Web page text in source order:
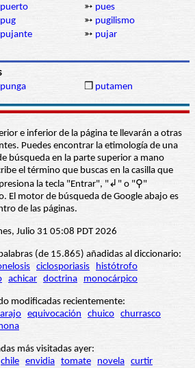
puerto ➳ pues
pug ➳ pugilismo
pujante ➳ pujar
punga ❒ putamen
e inferior de la página te llevarán a otras
Puedes encontrar la etimología de una
búsqueda en la parte superior a mano
el término que buscas en la casilla que
presiona la tecla "Entrar", "↲" o "⚲"
El motor de búsqueda de Google abajo es
de las páginas.
Julio 31 05:08 PDT 2026
(de 15.865) añadidas al diccionario:
ciclosporiasis
histótrofo
achicar doctrina monocárpico
modificadas recientemente:
equivocación chuico churrasco
más visitadas ayer:
chile envidia tomate novela curtir